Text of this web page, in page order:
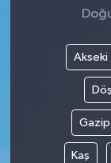
Akseki
Kaş